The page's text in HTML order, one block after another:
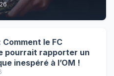
le FC
pourrait rapporter un
inespéré à l’OM !